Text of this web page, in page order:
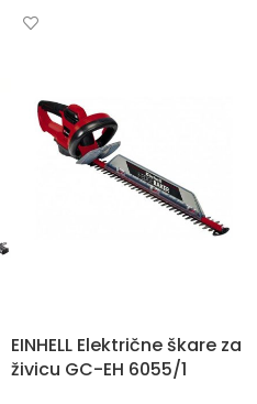
EINHELL Električne škare za
živicu GC-EH 6055/1